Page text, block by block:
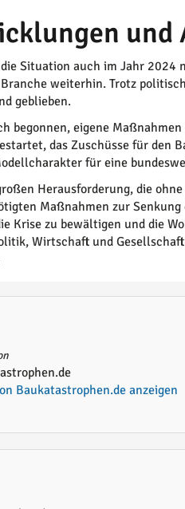
und
Situation auch im Jahr
weiterhin. Trotz
geblieben.
begonnen, eigene
das Zuschüsse für den
für eine
Herausforderung, die
Maßnahmen zur
Krise zu bewältigen und die
Wirtschaft und
Baukatastrophen.de anzeigen